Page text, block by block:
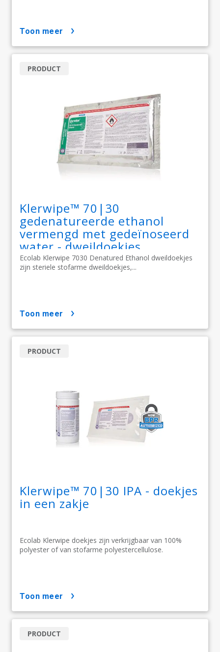
toon meer
Klerwipe™ 70|30
gedenatureerde ethanol
vermengd met gedeïnoseerd
water - dweildoekjes
Ecolab Klerwipe 7030 Denatured Ethanol dweildoekjes
zijn steriele stofarme dweildoekjes,...
PRODUCT
toon meer
Klerwipe™ 70|30 IPA - doekjes
in een zakje
Ecolab Klerwipe doekjes zijn verkrijgbaar van 100%
polyester of van stofarme polyestercellulose.
PRODUCT
toon meer
PRODUCT